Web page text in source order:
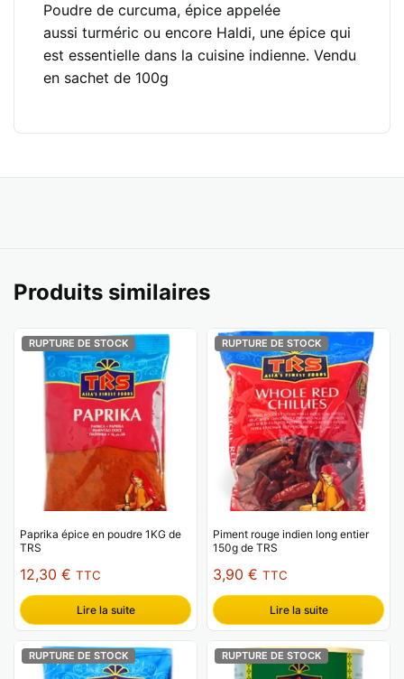
Poudre de curcuma, épice appelée
aussi turméric ou encore Haldi, une épice qui
est essentielle dans la cuisine indienne. Vendu
en sachet de 100g
Produits similaires
RUPTURE DE STOCK
Paprika épice en poudre 1KG de
TRS
12,30 € TTC
Lire la suite
RUPTURE DE STOCK
Piment rouge indien long entier
150g de TRS
3,90 € TTC
Lire la suite
RUPTURE DE STOCK RUPTURE DE STOCK